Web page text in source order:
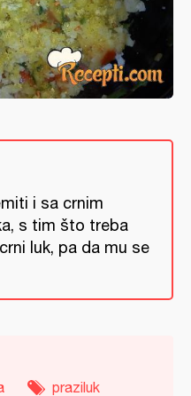
i sa crnim
s tim što treba
luk, pa da mu se
praziluk